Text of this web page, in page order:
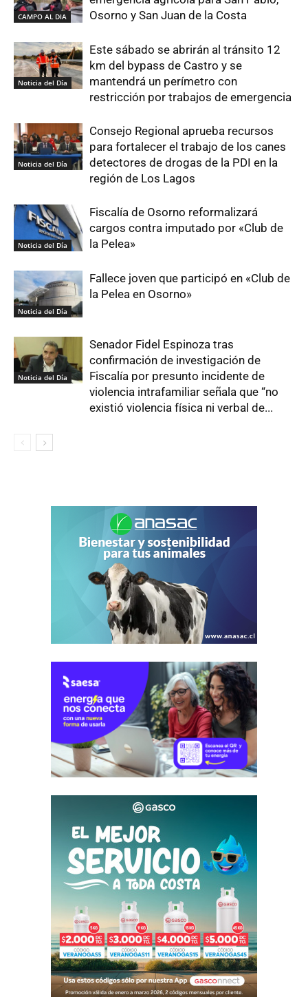
CAMPO AL DIA
Osorno y San Juan de la Costa
Noticia del Día
Este sábado se abrirán al tránsito 12
km del bypass de Castro y se
mantendrá un perímetro con
restricción por trabajos de emergencia
Noticia del Día
Consejo Regional aprueba recursos
para fortalecer el trabajo de los canes
detectores de drogas de la PDI en la
región de Los Lagos
Noticia del Día
Fiscalía de Osorno reformalizará
cargos contra imputado por «Club de
la Pelea»
Noticia del Día
Fallece joven que participó en «Club de
la Pelea en Osorno»
Noticia del Día
Senador Fidel Espinoza tras
confirmación de investigación de
Fiscalía por presunto incidente de
violencia intrafamiliar señala que “no
existió violencia física ni verbal de...